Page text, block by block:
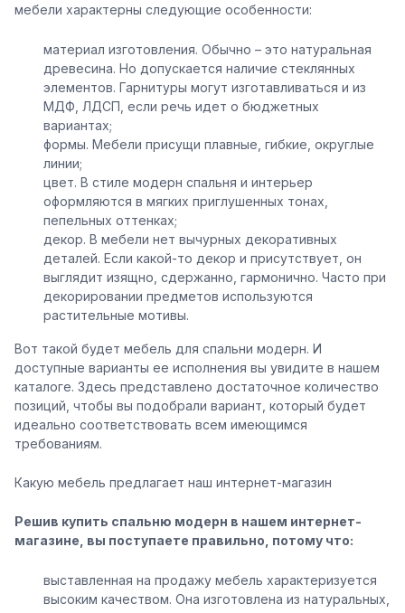
мебели характерны следующие особенности:
материал изготовления. Обычно – это натуральная
древесина. Но допускается наличие стеклянных
элементов. Гарнитуры могут изготавливаться и из
МДФ, ЛДСП, если речь идет о бюджетных
вариантах;
формы. Мебели присущи плавные, гибкие, округлые
линии;
цвет. В стиле модерн спальня и интерьер
оформляются в мягких приглушенных тонах,
пепельных оттенках;
декор. В мебели нет вычурных декоративных
деталей. Если какой-то декор и присутствует, он
выглядит изящно, сдержанно, гармонично. Часто при
декорировании предметов используются
растительные мотивы.
Вот такой будет мебель для спальни модерн. И
доступные варианты ее исполнения вы увидите в нашем
каталоге. Здесь представлено достаточное количество
позиций, чтобы вы подобрали вариант, который будет
идеально соответствовать всем имеющимся
требованиям.
Какую мебель предлагает наш интернет-магазин
Решив купить спальню модерн в нашем интернет-
магазине, вы поступаете правильно, потому что:
выставленная на продажу мебель характеризуется
высоким качеством. Она изготовлена из натуральных,